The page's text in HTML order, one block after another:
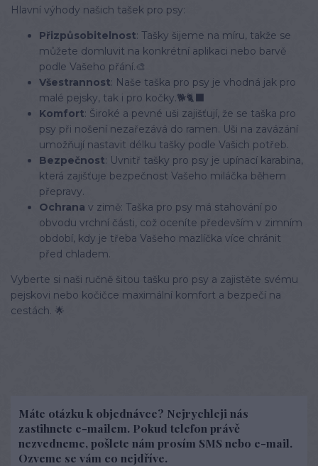
Hlavní výhody našich tašek pro psy:
Přizpůsobitelnost: Tašky šijeme na míru, takže se
můžete domluvit na konkrétní aplikaci nebo barvě
podle Vašeho přání.🎨
Všestrannost: Naše taška pro psy je vhodná jak pro
malé pejsky, tak i pro kočky.🐕🐈‍⬛
Komfort: Široké a pevné uši zajišťují, že se taška pro
psy při nošení nezařezává do ramen. Uši na zavázání
umožňují nastavit délku tašky podle Vašich potřeb.
Bezpečnost: Uvnitř tašky pro psy je upínací karabina,
která zajišťuje bezpečnost Vašeho miláčka během
přepravy.
Ochrana v zimě: Taška pro psy má stahování po
obvodu vrchní části, což oceníte především v zimním
období, kdy je třeba Vašeho mazlíčka více chránit
před chladem.
Vyberte si naši ručně šitou tašku pro psy a zajistěte svému
pejskovi nebo kočičce maximální komfort a bezpečí na
cestách. 🌟
Máte otázku k objednávce? Nejrychleji nás
zastihnete e-mailem. Pokud telefon právě
nezvedneme, pošlete nám prosím SMS nebo e-mail.
Ozveme se vám co nejdříve.